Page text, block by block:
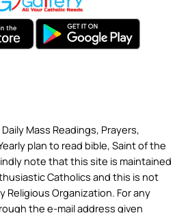
Mass Readings, Prayers,
plan to read bible, Saint of the
note that this site is maintained
Catholics and this is not
Religious Organization. For any
the e-mail address given